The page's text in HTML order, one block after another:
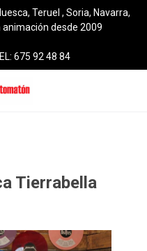
Teruel , Soria, Navarra,
animación desde 2009
675 92 48 84
Tierrabella